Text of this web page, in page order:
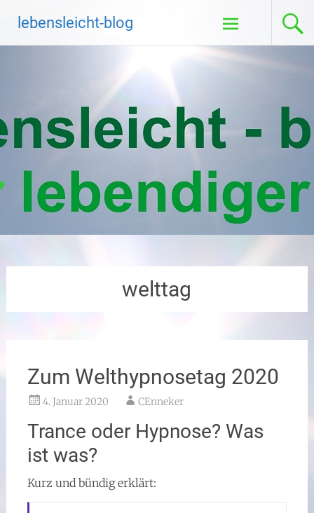
Inhalt
springen
lebensleicht-blog
welttag
Zum Welthypnosetag 2020
4. Januar 2020 CEnneker
Trance oder Hypnose? Was
ist was?
Kurz und bündig erklärt: